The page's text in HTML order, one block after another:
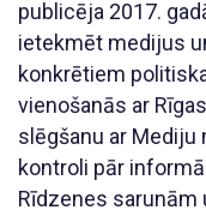
publicēja 2017.
ietekmēt medijus
konkrētiem
vienošanās ar
slēgšanu ar Mediju
kontroli pār
Rīdzenes